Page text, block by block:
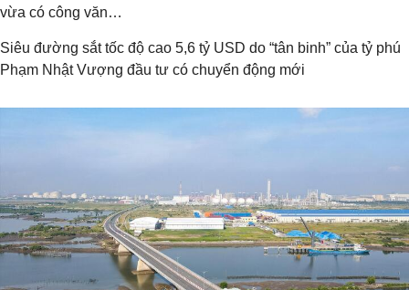
vừa có công văn…
Siêu đường sắt tốc độ cao 5,6 tỷ USD do “tân binh” của tỷ phú
Phạm Nhật Vượng đầu tư có chuyển động mới